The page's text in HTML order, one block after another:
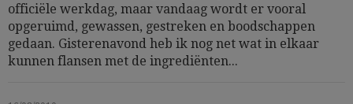
officiële werkdag, maar vandaag wordt er vooral
opgeruimd, gewassen, gestreken en boodschappen
gedaan. Gisterenavond heb ik nog net wat in elkaar
kunnen flansen met de ingrediënten...